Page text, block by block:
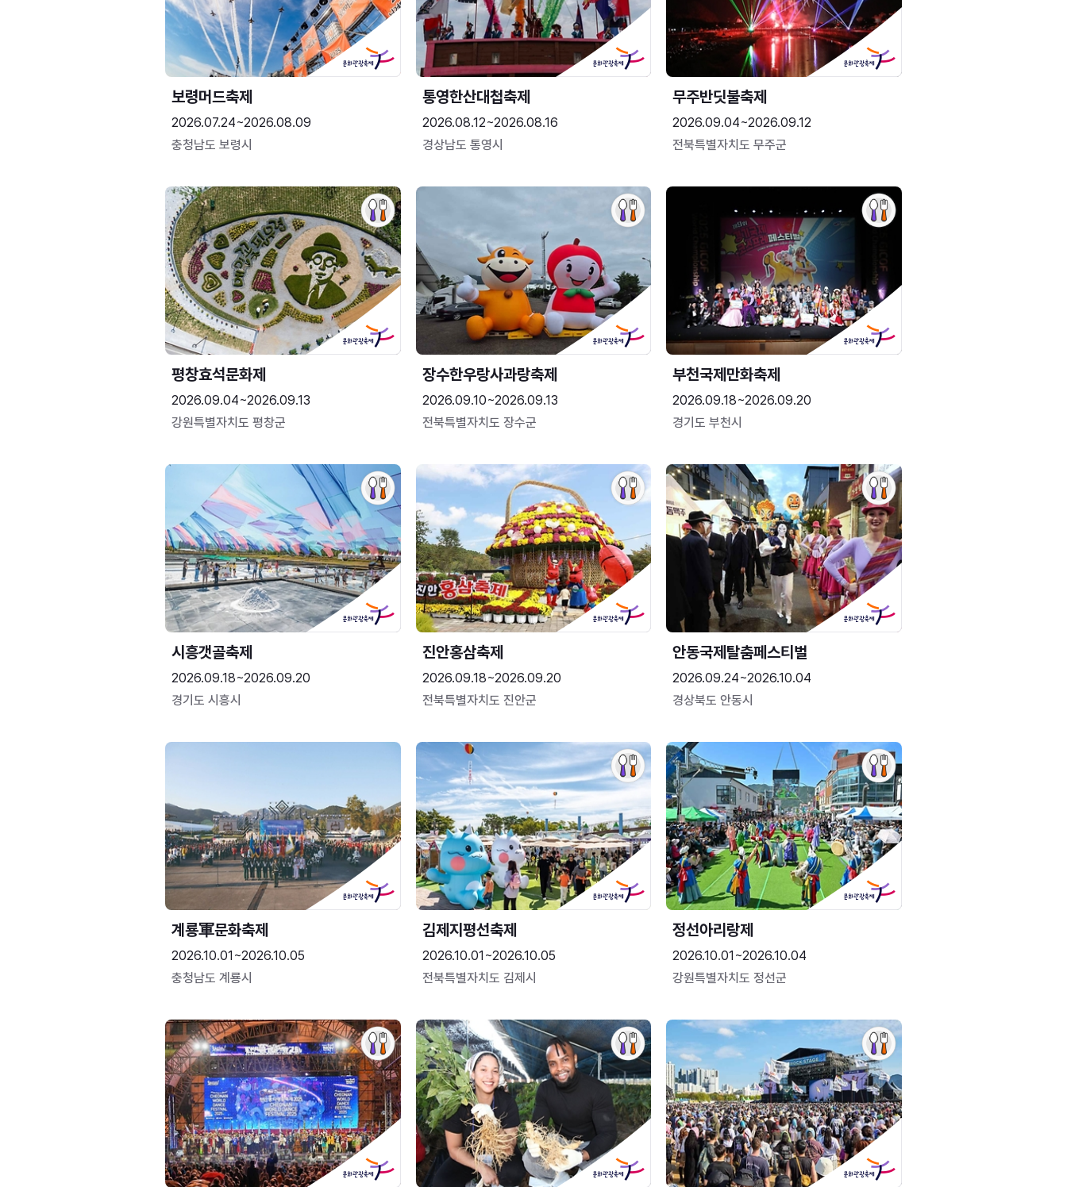
보령머드축제
2026.07.24~2026.08.09
충청남도 보령시
통영한산대첩축제
2026.08.12~2026.08.16
경상남도 통영시
무주반딧불축제
2026.09.04~2026.09.12
전북특별자치도 무주군
평창효석문화제
2026.09.04~2026.09.13
강원특별자치도 평창군
장수한우랑사과랑축제
2026.09.10~2026.09.13
전북특별자치도 장수군
부천국제만화축제
2026.09.18~2026.09.20
경기도 부천시
시흥갯골축제
2026.09.18~2026.09.20
경기도 시흥시
진안홍삼축제
2026.09.18~2026.09.20
전북특별자치도 진안군
안동국제탈춤페스티벌
2026.09.24~2026.10.04
경상북도 안동시
2026.10.01~2026.10.05
충청남도 계룡시
김제지평선축제
2026.10.01~2026.10.05
전북특별자치도 김제시
정선아리랑제
2026.10.01~2026.10.04
강원특별자치도 정선군